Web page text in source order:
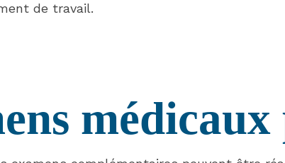
de travail.